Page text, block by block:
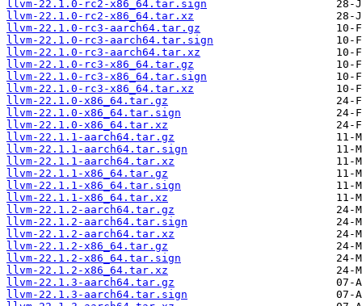
llvm-22.1.0-rc2-x86_64.tar.sign
llvm-22.1.0-rc2-x86_64.tar.xz
llvm-22.1.0-rc3-aarch64.tar.gz
llvm-22.1.0-rc3-aarch64.tar.sign
llvm-22.1.0-rc3-aarch64.tar.xz
llvm-22.1.0-rc3-x86_64.tar.gz
llvm-22.1.0-rc3-x86_64.tar.sign
llvm-22.1.0-rc3-x86_64.tar.xz
llvm-22.1.0-x86_64.tar.gz
llvm-22.1.0-x86_64.tar.sign
llvm-22.1.0-x86_64.tar.xz
llvm-22.1.1-aarch64.tar.gz
llvm-22.1.1-aarch64.tar.sign
llvm-22.1.1-aarch64.tar.xz
llvm-22.1.1-x86_64.tar.gz
llvm-22.1.1-x86_64.tar.sign
llvm-22.1.1-x86_64.tar.xz
llvm-22.1.2-aarch64.tar.gz
llvm-22.1.2-aarch64.tar.sign
llvm-22.1.2-aarch64.tar.xz
llvm-22.1.2-x86_64.tar.gz
llvm-22.1.2-x86_64.tar.sign
llvm-22.1.2-x86_64.tar.xz
llvm-22.1.3-aarch64.tar.gz
llvm-22.1.3-aarch64.tar.sign